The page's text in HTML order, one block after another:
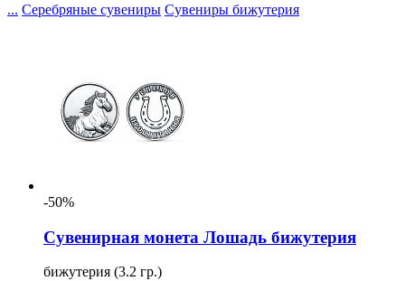
Вставка
Обработка
Ещё
... Серебряные сувениры Сувениры бижутерия
-50%
Сувенирная монета Лошадь бижутерия
бижутерия (3.2 гр.)